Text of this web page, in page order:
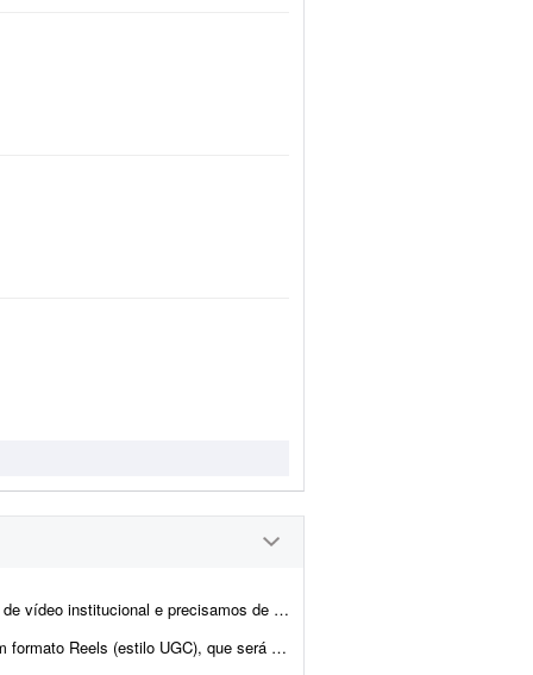
que dê conta de umas 3 frentes: - Trechos feitos com IA ...
como anúncio patrocinado no Instagram. O ...